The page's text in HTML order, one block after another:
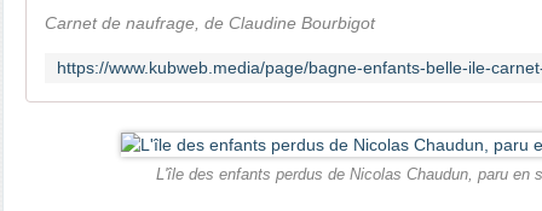
Carnet de naufrage, de Claudine Bourbigot
L'île des enfants perdus de Nicolas Chaudun, paru en